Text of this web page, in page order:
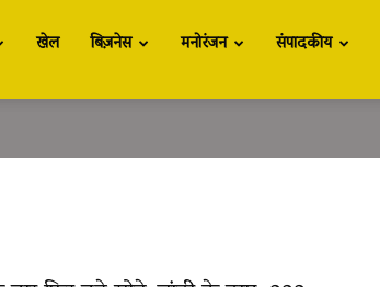
खेल बिज़नेस मनोरंजन संपादकीय